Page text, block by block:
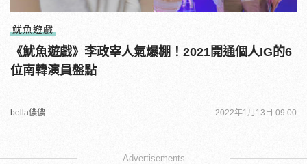
魷魚遊戲
《魷魚遊戲》李政宰人氣爆棚！2021開通個人IG的6
位南韓演員盤點
bella儂儂 2022年1月13日 09:00
Advertisements